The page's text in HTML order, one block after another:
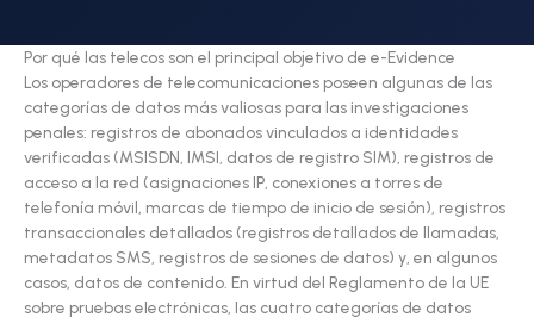
Por qué las telecos son el principal objetivo de e-Evidence
Los operadores de telecomunicaciones poseen algunas de las
categorías de datos más valiosas para las investigaciones
penales: registros de abonados vinculados a identidades
verificadas (MSISDN, IMSI, datos de registro SIM), registros de
acceso a la red (asignaciones IP, conexiones a torres de
telefonía móvil, marcas de tiempo de inicio de sesión), registros
transaccionales detallados (registros detallados de llamadas,
metadatos SMS, registros de sesiones de datos) y, en algunos
casos, datos de contenido. En virtud del Reglamento de la UE
sobre pruebas electrónicas, las cuatro categorías de datos